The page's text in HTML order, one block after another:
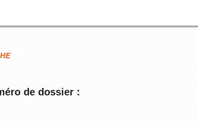
de dossier :